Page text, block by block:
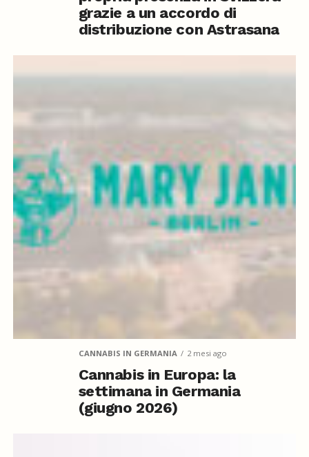
grazie a un accordo di
distribuzione con Astrasana
CANNABIS IN GERMANIA 2 mesi ago
Cannabis in Europa: la
settimana in Germania
(giugno 2026)